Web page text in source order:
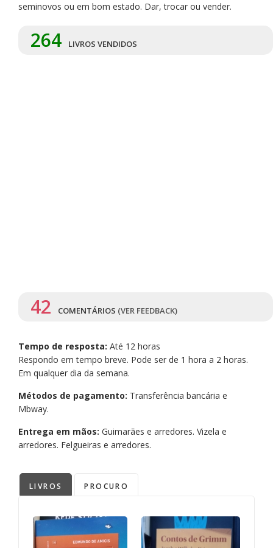
seminovos ou em bom estado. Dar, trocar ou vender.
264 LIVROS VENDIDOS
42 COMENTÁRIOS (VER FEEDBACK)
Tempo de resposta: Até 12 horas
Respondo em tempo breve. Pode ser de 1 hora a 2 horas.
Em qualquer dia da semana.
Métodos de pagamento: Transferência bancária e
Mbway.
Entrega em mãos: Guimarães e arredores. Vizela e
arredores. Felgueiras e arredores.
LIVROS PROCURO